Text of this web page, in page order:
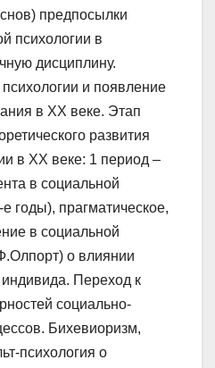
предпосылки
психологии в
дисциплину.
и появление
в ХХ веке. Этап
развития
в ХХ веке: 1 период –
в социальной
годы), прагматическое,
в социальной
о влиянии
Переход к
социально-
Бихевиоризм,
психология о